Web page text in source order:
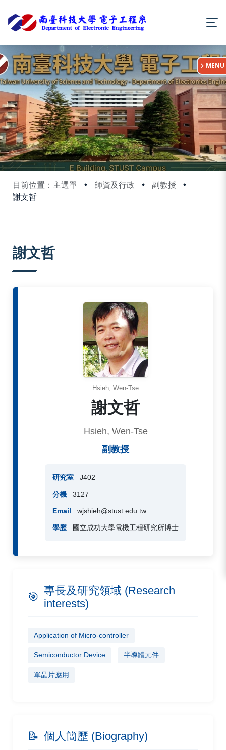
目前位置：主選單 師資及行政
副教授
謝文哲
:::
MENU
謝文哲
謝文哲
Hsieh, Wen-Tse
副教授
研究室 J402
分機 3127
Email wjshieh@stust.edu.tw
學歷 國立成功大學電機工程研究所博士
Hsieh, Wen-Tse
🎯
專長及研究領域 (Research
interests)
Application of Micro-controller
Semiconductor Device 半導體元件
單晶片應用
📝 個人簡歷 (Biography)